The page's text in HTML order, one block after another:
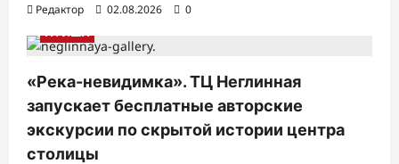
Редактор 02.08.2026
0
АФИША
«Река-невидимка». ТЦ Неглинная
запускает бесплатные авторские
экскурсии по скрытой истории центра
столицы